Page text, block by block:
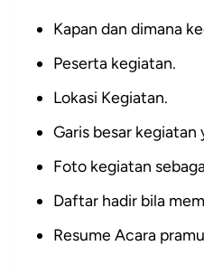
Kapan dan dimana
Peserta kegiatan.
Lokasi Kegiatan.
Garis besar kegiatan
Foto kegiatan
Daftar hadir bila
Resume Acara